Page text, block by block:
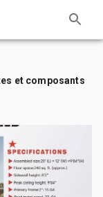
et composants